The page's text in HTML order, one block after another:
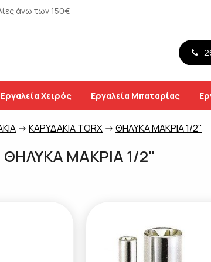
άνω των 150€
Εργαλεία Χειρός Εργαλεία Μπαταρίας
-> ΚΑΡΥΔΑΚΙΑ TORX -> ΘΗΛΥΚΑ ΜΑΚΡΙΑ 1/2"
ΘΗΛΥΚΑ ΜΑΚΡΙΑ 1/2"